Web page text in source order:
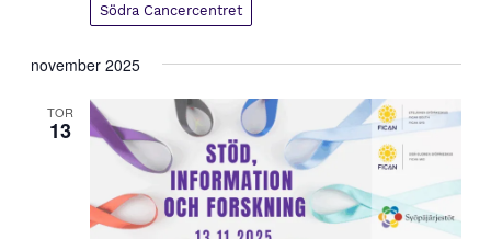
Södra Cancercentret
november 2025
TOR
13